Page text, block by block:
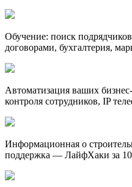
Обучение: поиск
договорами, бухгалтерия,
Автоматизация ваших
контроля сотрудников, IP
Информационная о
поддержка — ЛайфХаки за 10